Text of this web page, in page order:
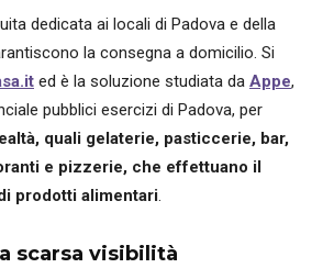
dedicata ai locali di Padova e della
la consegna a domicilio. Si
ed è la soluzione studiata da Appe,
pubblici esercizi di Padova, per
quali gelaterie, pasticcerie, bar,
e pizzerie, che effettuano il
prodotti alimentari.
scarsa visibilità